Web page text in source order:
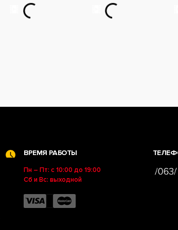
ВРЕМЯ РАБОТЫ
Пн – Пт: с 10:00 до 19:00
Сб и Вс: выходной